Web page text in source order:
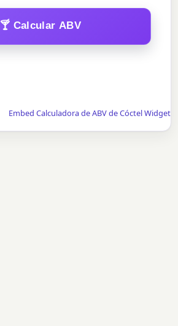
🍸 Calcular ABV
Embed Calculadora de ABV de Cóctel Widget